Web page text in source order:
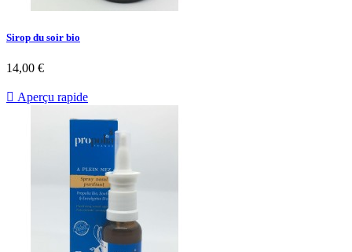
Sirop du soir bio
14,00 €
 Aperçu rapide